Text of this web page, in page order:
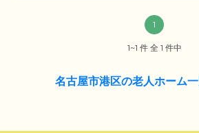
1
1~1 件 全 1 件中
名古屋市港区の老人ホーム